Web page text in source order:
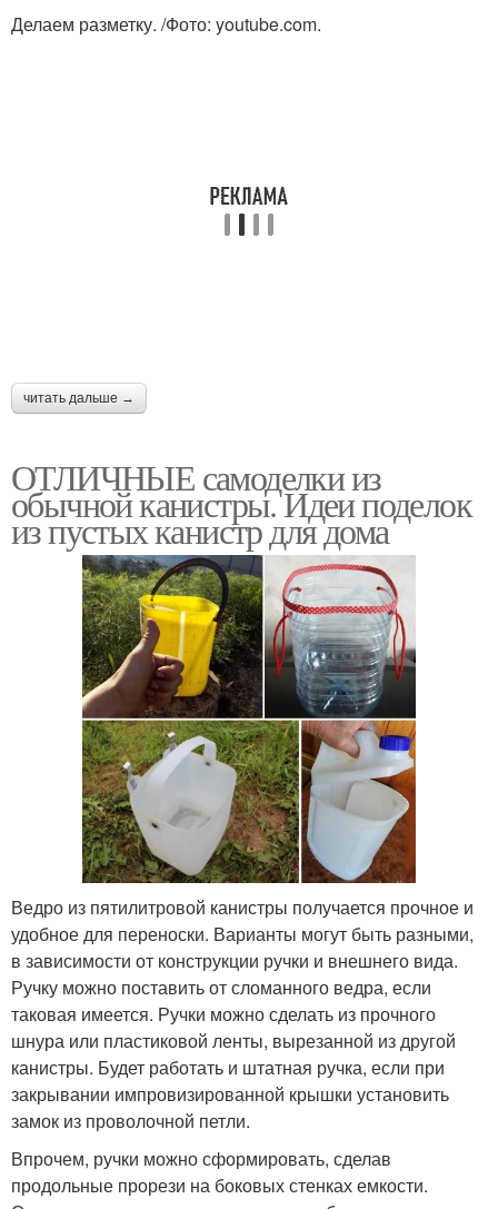
Делаем разметку. /Фото: youtube.com.
читать дальше →
ОТЛИЧНЫЕ самоделки из
обычной канистры. Идеи поделок
из пустых канистр для дома
Ведро из пятилитровой канистры получается прочное и
удобное для переноски. Варианты могут быть разными,
в зависимости от конструкции ручки и внешнего вида.
Ручку можно поставить от сломанного ведра, если
таковая имеется. Ручки можно сделать из прочного
шнура или пластиковой ленты, вырезанной из другой
канистры. Будет работать и штатная ручка, если при
закрывании импровизированной крышки установить
замок из проволочной петли.
Впрочем, ручки можно сформировать, сделав
продольные прорези на боковых стенках емкости.